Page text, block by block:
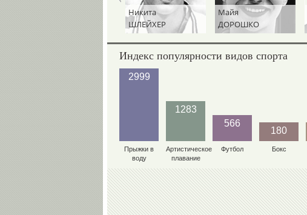
Никита
ШЛЕЙХЕР
Майя
ДОРОШКО
Индекс популярности видов спорта
2999
Прыжки в
воду
1283
Артистическое
плавание
566
Футбол
180
Бокс